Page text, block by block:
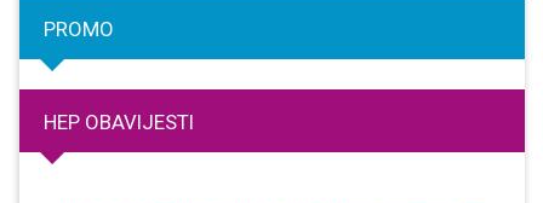
PROMO
HEP OBAVIJESTI